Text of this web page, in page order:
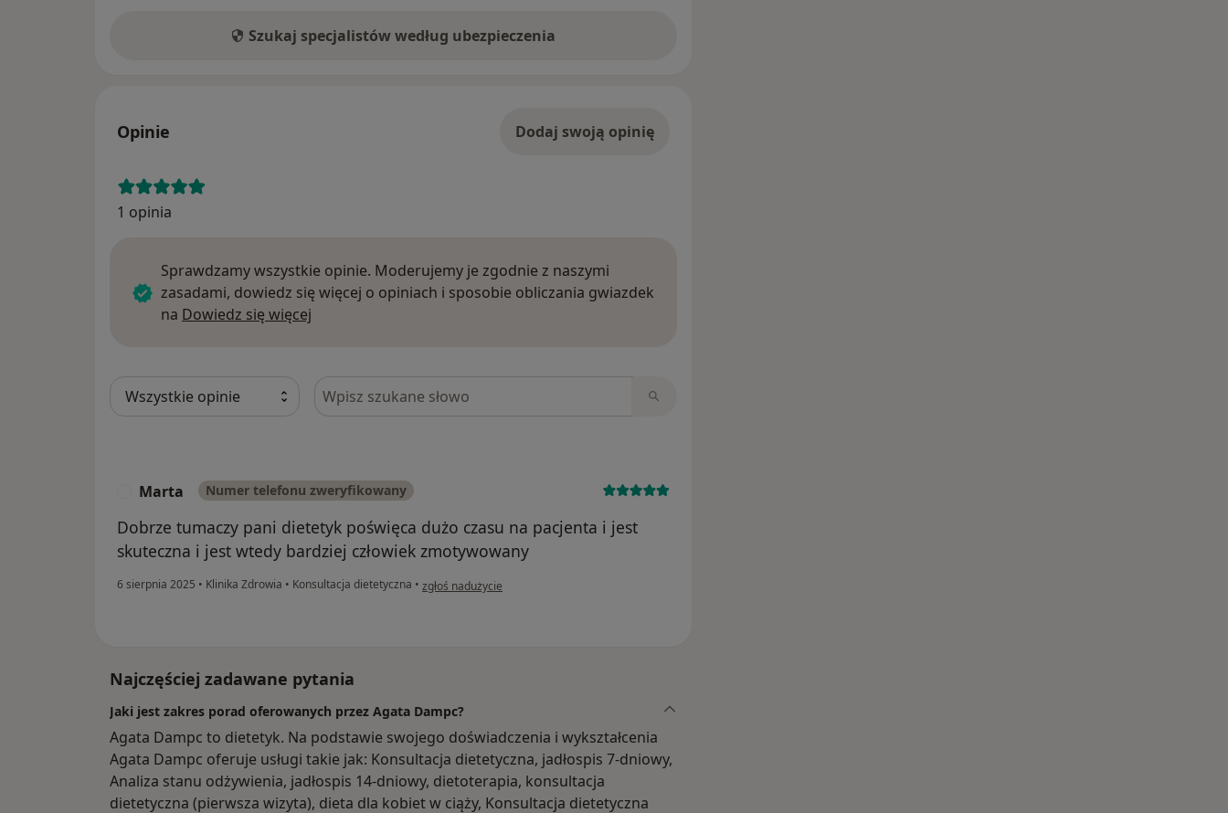
Szukaj specjalistów według ubezpieczenia
Opinie Dodaj swoją opinię
1 opinia
Sprawdzamy wszystkie opinie. Moderujemy je zgodnie z naszymi
zasadami, dowiedz się więcej o opiniach i sposobie obliczania gwiazdek
na Dowiedz się więcej
Szukaj w opiniach
Marta Numer telefonu zweryfikowany
Dobrze tumaczy pani dietetyk poświęca dużo czasu na pacjenta i jest
skuteczna i jest wtedy bardziej człowiek zmotywowany
6 sierpnia 2025 • Klinika Zdrowia • Konsultacja dietetyczna • w opinii użytkownika Marta
zgłoś nadużycie
Najczęściej zadawane pytania
Jaki jest zakres porad oferowanych przez Agata Dampc?
Agata Dampc to dietetyk. Na podstawie swojego doświadczenia i wykształcenia
Agata Dampc oferuje usługi takie jak: Konsultacja dietetyczna, jadłospis 7-dniowy,
Analiza stanu odżywienia, jadłospis 14-dniowy, dietoterapia, konsultacja
dietetyczna (pierwsza wizyta), dieta dla kobiet w ciąży, Konsultacja dietetyczna